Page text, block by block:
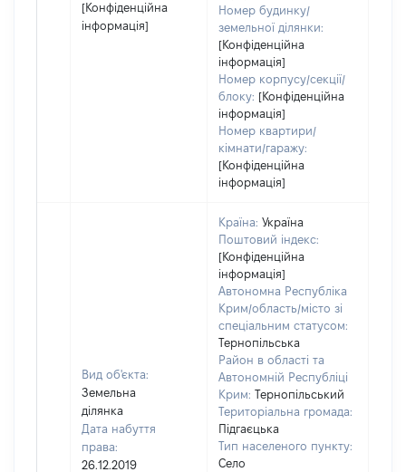
[Конфіденційна
інформація]
Номер будинку/
земельної ділянки:
[Конфіденційна
інформація]
Номер корпусу/секції/
блоку: [Конфіденційна
інформація]
Номер квартири/
кімнати/гаражу:
[Конфіденційна
інформація]
Вид об'єкта:
Земельна
ділянка
Дата набуття
права:
26.12.2019
Країна: Україна
Поштовий індекс:
[Конфіденційна
інформація]
Автономна Республіка
Крим/область/місто зі
спеціальним статусом:
Тернопільська
Район в області та
Автономній Республіці
Крим: Тернопільський
Територіальна громада:
Підгаєцька
Тип населеного пункту:
Село